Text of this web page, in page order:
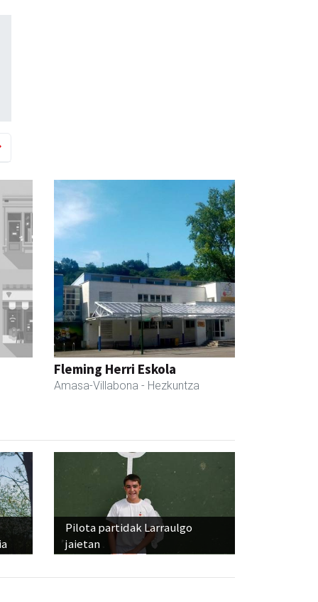
Fleming Herri Eskola
Amasa-Villabona - Hezkuntza
Pilota partidak Larraulgo
jaietan